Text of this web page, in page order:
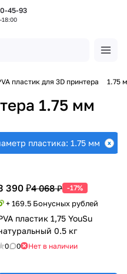
45-93
пластик для 3D принтера 1.75
1.75 мм
пластика: 1.75 мм
390 ₽4 068 ₽ -17%
+ 169.5 Бонусных рублей
пластик 1,75 YouSu
0.5 кг
0 0 Нет в наличии